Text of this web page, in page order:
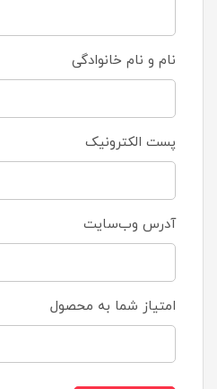
نام و نام خانوادگی
پست الکترونیک
آدرس وب‌سایت
امتیاز شما به محصول